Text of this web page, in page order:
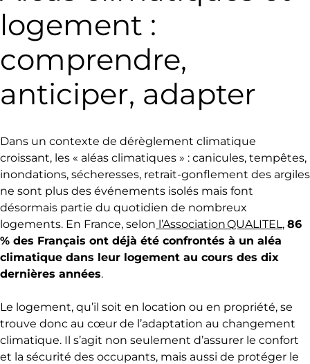
logement :
comprendre,
anticiper, adapter
Dans un contexte de dérèglement climatique
croissant, les « aléas climatiques » : canicules, tempêtes,
inondations, sécheresses, retrait-gonflement des argiles
ne sont plus des événements isolés mais font
désormais partie du quotidien de nombreux
logements. En France, selon l’Association QUALITEL , 86
% des Français ont déjà été confrontés à un aléa
climatique dans leur logement au cours des dix
dernières années.
Le logement, qu’il soit en location ou en propriété, se
trouve donc au cœur de l’adaptation au changement
climatique. Il s’agit non seulement d’assurer le confort
et la sécurité des occupants, mais aussi de protéger le